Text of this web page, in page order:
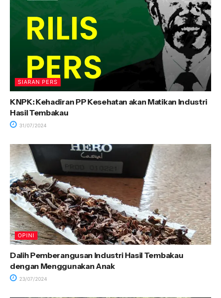
SIARAN PERS
KNPK: Kehadiran PP Kesehatan akan Matikan Industri
Hasil Tembakau
31/07/2024
OPINI
Dalih Pemberangusan Industri Hasil Tembakau
dengan Menggunakan Anak
23/07/2024